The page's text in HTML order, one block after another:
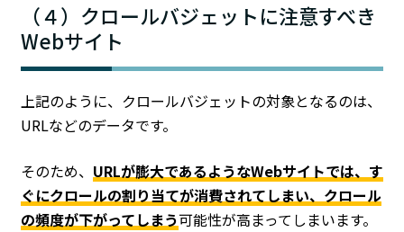
（４）クロールバジェットに注意すべき
Webサイト
上記のように、クロールバジェットの対象となるのは、
URLなどのデータです。
そのため、 URLが膨大であるようなWebサイトでは、す
ぐにクロールの割り当てが消費されてしまい、クロール
の頻度が下がってしまう可能性が高まってしまいます。